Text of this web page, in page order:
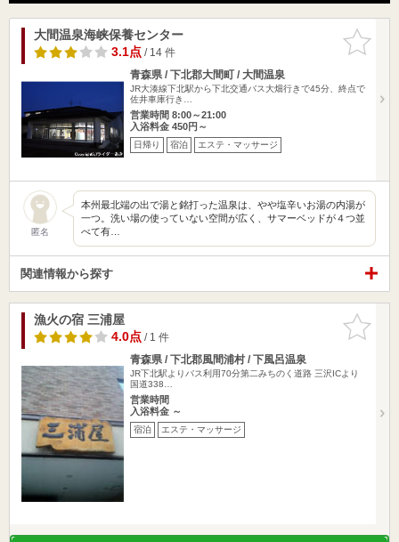
お気に入
りに追加
大間温泉海峡保養センター
3.1点/ 14 件
青森県 / 下北郡大間町 / 大間温泉
JR大湊線下北駅から下北交通バス大畑行きで45分、終点で
佐井車庫行き…
営業時間 8:00～21:00
入浴料金 450円～
日帰り 宿泊 エステ・マッサージ
匿名
本州最北端の出で湯と銘打った温泉は、やや塩辛いお湯の内湯が
一つ。洗い場の使っていない空間が広く、サマーベッドが４つ並
べて有…
関連情報から探す
お気に入
りに追加
漁火の宿 三浦屋
4.0点/ 1 件
青森県 / 下北郡風間浦村 / 下風呂温泉
JR下北駅よりバス利用70分第二みちのく道路 三沢ICより
国道338…
営業時間
入浴料金 ～
宿泊 エステ・マッサージ